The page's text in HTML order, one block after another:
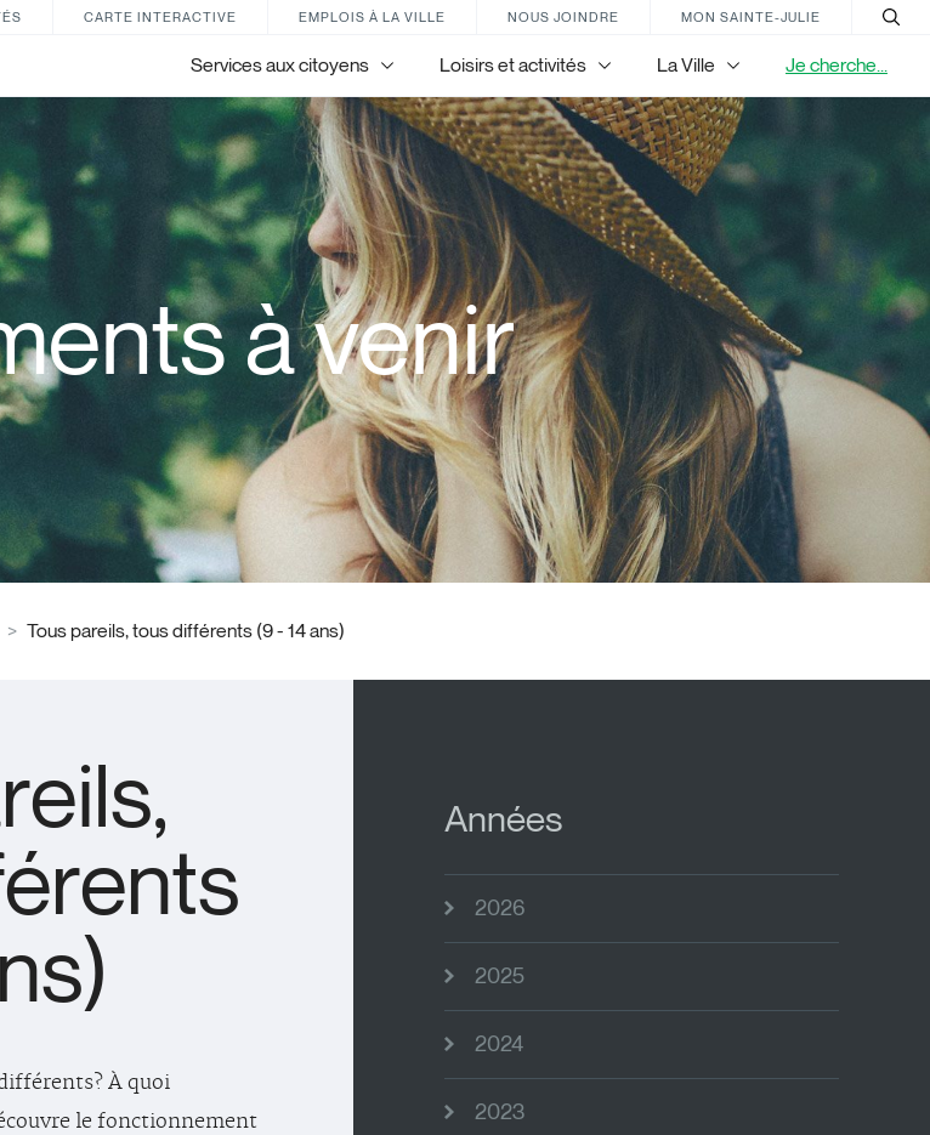
CARTE INTERACTIVE EMPLOIS À LA VILLE NOUS JOINDRE MON SAINTE-JULIE
Services aux citoyens Loisirs et activités La Ville Je cherche...
à venir
Tous pareils, tous différents (9 - 14 ans)
À quoi
le fonctionnement
Années
2026
2025
2024
2023